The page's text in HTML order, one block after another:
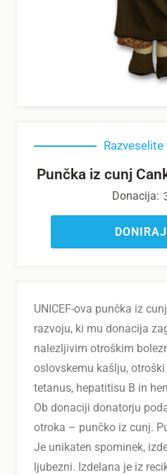
Punčka iz cunj
Donacija:
UNICEF-ova punčka iz
razvoju, ki mu donacija
nalezljivim otroškim
oslovskemu kašlju,
tetanus, hepatitisu B in
Ob donaciji donatorju
otroka – punčko iz cunj.
Je unikaten spominek,
ljubezni. Izdelana je iz